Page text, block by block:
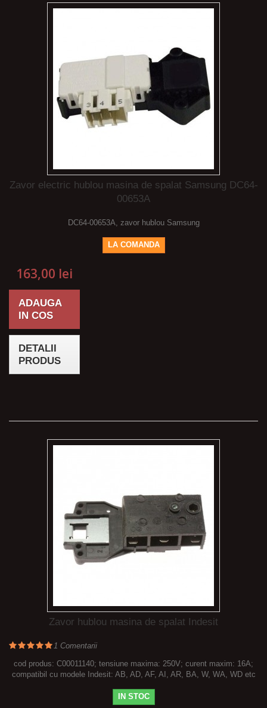
Zavor electric hublou masina de spalat Samsung DC64-
00653A
DC64-00653A, zavor hublou Samsung
LA COMANDA
163,00 lei
ADAUGA
IN COS
DETALII
PRODUS
Zavor hublou masina de spalat Indesit
1 Comentarii
cod produs: C00011140; tensiune maxima: 250V; curent maxim: 16A;
compatibil cu modele Indesit: AB, AD, AF, AI, AR, BA, W, WA, WD etc
IN STOC